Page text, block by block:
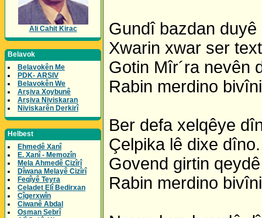
Ali Cahit Kirac
Belavok
Belavokên Me
PDK- ARSIV
Belavokên We
Arşiva Xoybunê
Arşiva Niviskaran
Niviskarên Derkirî
Helbest
Ehmedê Xanî
E. Xanî - Memozîn
Mela Ahmedê Cizîrî
Dîwana Melayê Cizîrî
Feqîyê Teyra
Celadet Elî Bedirxan
Cîgerxwîn
Ciwanê Abdal
Osman Sebrî
Gundî bazdan duyê
Xwarin xwar ser
Gotin Mîr´ra nevên
Rabin merdino
Ber defa xelqêye
Çelpika lê dixe dîno.
Govend girtin
Rabin merdino